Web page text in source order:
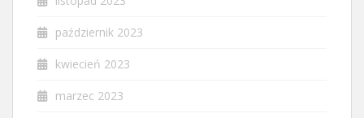
październik 2023
kwiecień 2023
marzec 2023